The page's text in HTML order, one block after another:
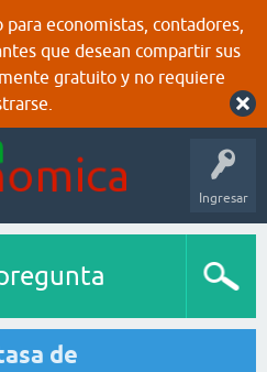
economistas, contadores,
que desean compartir sus
gratuito y no requiere
Ingresar
de